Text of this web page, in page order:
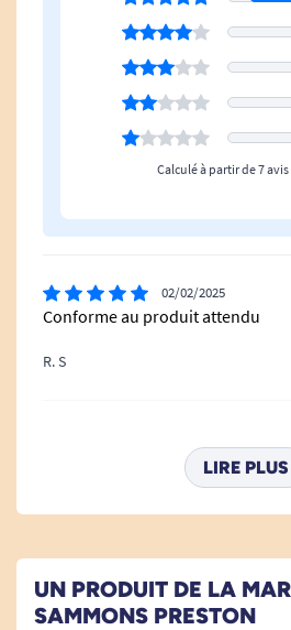
91 cm
Voir tous les systèmes de
Voir tous les produits pour
Calculé à partir de 7
02/02/2025
Conforme au produit attendu
R. S
09/05/2024
Produit correspondant à nos
LIRE PLUS
UN PRODUIT DE LA
SAMMONS PRESTON